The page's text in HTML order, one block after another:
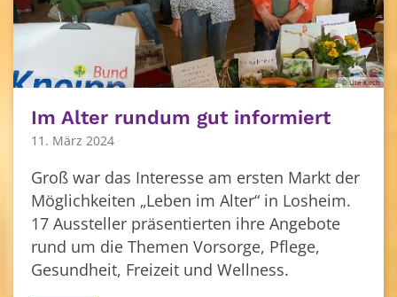
© Ute Kirch
Im Alter rundum gut informiert
11. März 2024
Groß war das Interesse am ersten Markt der
Möglichkeiten „Leben im Alter“ in Losheim.
17 Aussteller präsentierten ihre Angebote
rund um die Themen Vorsorge, Pflege,
Gesundheit, Freizeit und Wellness.